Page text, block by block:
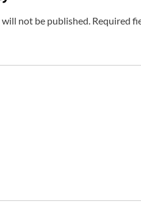
not be published. Required